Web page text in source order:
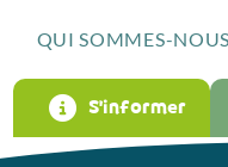
QUI SOMMES-
S’informer